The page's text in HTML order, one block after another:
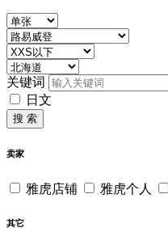
关键词
日文
搜 索
卖家
雅虎店铺 雅虎个人
其它